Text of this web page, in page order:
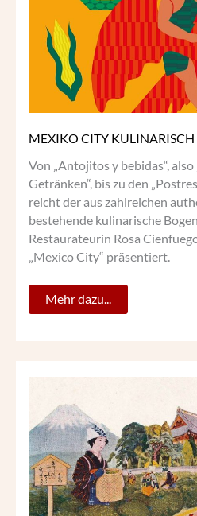
MEXIKO CITY KULINARISCH
Von „Antojitos y bebidas“, also
Getränken“, bis zu den
reicht der aus zahlreichen
bestehende kulinarische
Restaurateurin Rosa
„Mexico City“ präsentiert.
Mehr dazu...
TEE
EINE
UNENDLICHE
GESCHICHTE